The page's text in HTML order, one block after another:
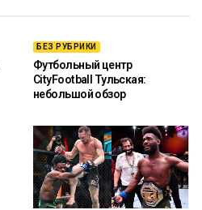
БЕЗ РУБРИКИ
Футбольный центр
CityFootball Тульская:
небольшой обзор